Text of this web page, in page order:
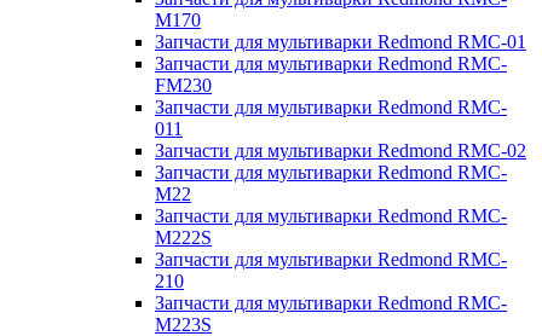
M170
Запчасти для мультиварки Redmond RMC-01
Запчасти для мультиварки Redmond RMC-
FM230
Запчасти для мультиварки Redmond RMC-
011
Запчасти для мультиварки Redmond RMC-02
Запчасти для мультиварки Redmond RMC-
M22
Запчасти для мультиварки Redmond RMC-
M222S
Запчасти для мультиварки Redmond RMC-
210
Запчасти для мультиварки Redmond RMC-
M223S